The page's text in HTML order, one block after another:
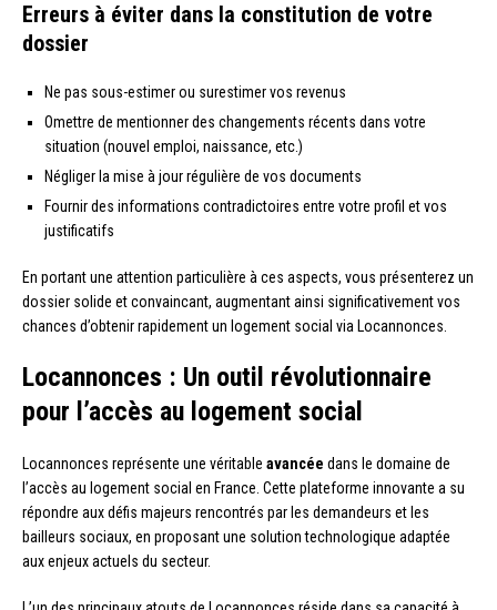
Erreurs à éviter dans la constitution de votre
dossier
Ne pas sous-estimer ou surestimer vos revenus
Omettre de mentionner des changements récents dans votre
situation (nouvel emploi, naissance, etc.)
Négliger la mise à jour régulière de vos documents
Fournir des informations contradictoires entre votre profil et vos
justificatifs
En portant une attention particulière à ces aspects, vous présenterez un
dossier solide et convaincant, augmentant ainsi significativement vos
chances d’obtenir rapidement un logement social via Locannonces.
Locannonces : Un outil révolutionnaire
pour l’accès au logement social
Locannonces représente une véritable avancée dans le domaine de
l’accès au logement social en France. Cette plateforme innovante a su
répondre aux défis majeurs rencontrés par les demandeurs et les
bailleurs sociaux, en proposant une solution technologique adaptée
aux enjeux actuels du secteur.